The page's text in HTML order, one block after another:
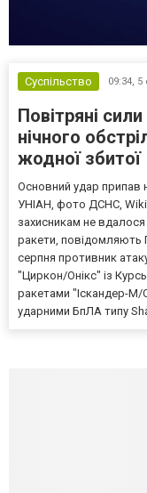
Суспільство 09:34, 5
Повітряні
нічного
жодної збитої
Основний удар припав
УНІАН, фото ДСНС,
захисникам не вдалося
ракети, повідомляють
серпня противник
"Циркон/Онікс" із
ракетами "Іскандер-М/
ударними БпЛА типу